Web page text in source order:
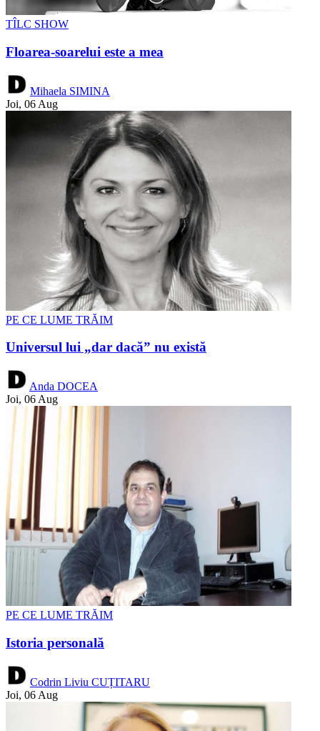
TÎLC SHOW
Floarea-soarelui este a mea
Mihaela SIMINA
Joi, 06 Aug
PE CE LUME TRĂIM
Universul lui „dar dacă” nu există
Anda DOCEA
Joi, 06 Aug
PE CE LUME TRĂIM
Istoria personală
Codrin Liviu CUȚITARU
Joi, 06 Aug